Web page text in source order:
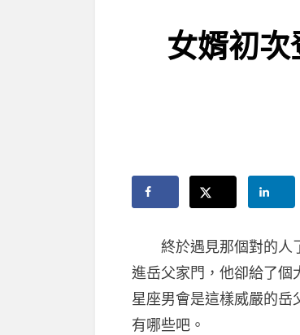
女婿初
終於遇見那個對的人了
進岳父家門，他卻給了個
星座男會是這樣威嚴的
有哪些吧。